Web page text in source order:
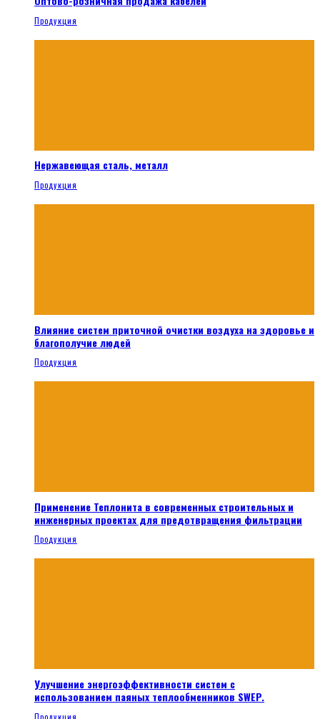
Продукция
Нержавеющая сталь, металл
Продукция
Влияние систем приточной очистки воздуха на здоровье и
благополучие людей
Продукция
Применение Теплонита в современных строительных и
инженерных проектах для предотвращения фильтрации
Продукция
Улучшение энергоэффективности систем с
использованием паяных теплообменников SWEP.
Продукция